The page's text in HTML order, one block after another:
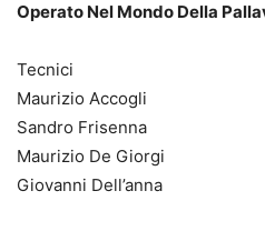
Operato Nel Mondo Della
Tecnici
Maurizio Accogli
Sandro Frisenna
Maurizio De Giorgi
Giovanni Dell’anna